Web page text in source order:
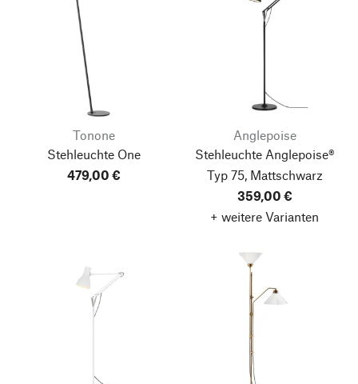
Tonone
Stehleuchte One
479,00 €
Anglepoise
Stehleuchte Anglepoise®
Typ 75, Mattschwarz
359,00 €
+ weitere Varianten